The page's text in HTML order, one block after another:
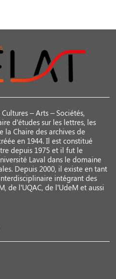
– Arts – Sociétés,
d’études sur les lettres, les
la Chaire des archives de
en 1944. Il est constitué
depuis 1975 et il fut le
Laval dans le domaine
Depuis 2000, il existe en tant
intégrant des
de l’UQAC, de l’UdeM et aussi